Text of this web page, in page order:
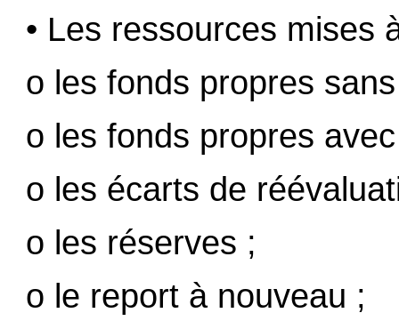
• Les ressources mises
o les fonds propres
o les fonds propres
o les écarts de
o les réserves ;
o le report à nouveau ;